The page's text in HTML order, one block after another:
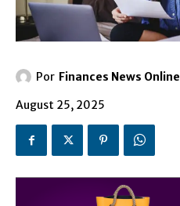
Por Finances News Online
August 25, 2025